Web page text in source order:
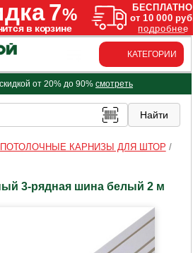
КАТЕГОРИИ
от 20% до 90% смотреть
ПОТОЛОЧНЫЕ КАРНИЗЫ ДЛЯ ШТОР /
3-рядная шина белый 2 м